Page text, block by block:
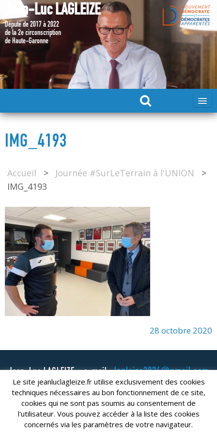
Jean-Luc LAGLEIZE
Député de 2017 à 2022
de la 2e circonscription
de Haute-Garonne
MA CANDIDATURE 2024
DÉPUTÉ 2017 – 2022
MES ACTIONS 2017 – 2022
IMG_4193
Accueil > Journée #SurLeTerrain à l'UNION
>
IMG_4193
28 octobre 2020
Jean-Luc LAGLEIZE - e-mail :lagleize2024@gmail.com
Mentions Légales- Copyright © 2024. Tous droits réservés.
Le site jeanluclagleize.fr utilise exclusivement des cookies
techniques nécessaires au bon fonctionnement de ce site,
cookies qui ne sont pas soumis au consentement de
l'utilisateur. Vous pouvez accéder à la liste des cookies
concernés via les paramètres de votre navigateur.